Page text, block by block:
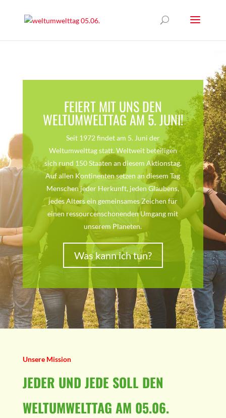
FEIERT MIT UNS DEN
WELTUMWELTTAG AM 5. JUNI!
Seit 1972 findet am 5. Juni der
Weltumwelttag statt. Weltweit beteiligen
sich rund 150 Staaten an diesem Aktionstag.
Auf allen Kontinenten setzen an diesem Tag
Menschen jeder Herkunft, jeden Glaubens,
jedes Alters ein gemeinsames Zeichen für
einen ressourcenschonenden Umgang mit
unserem Planeten.
Was kann ich tun?
Unsere Mission
JEDER UND JEDE SOLL DEN
WELTUMWELTTAG AM 05.06.